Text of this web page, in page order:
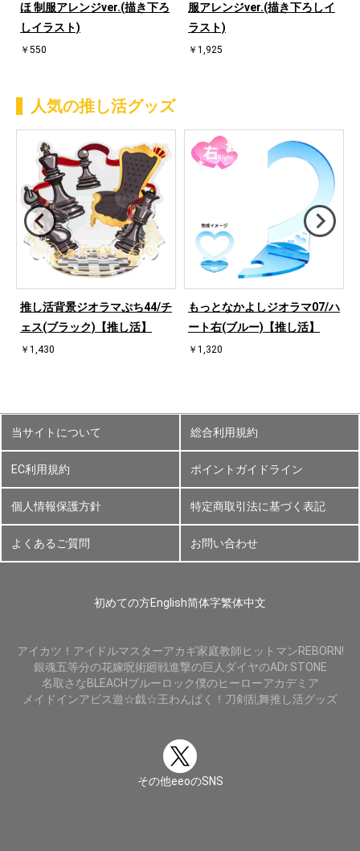
ほ 制服アレンジver.(描き下ろ
しイラスト)
￥550
服アレンジver.(描き下ろしイ
ラスト)
￥1,925
人気の推し活グッズ
推し活背景ジオラマぷち44/チ
ェス(ブラック)【推し活】
￥1,430
もっとなかよしジオラマ07/ハ
ート右(ブルー)【推し活】
￥1,320
当サイトについて 総合利用規約
EC利用規約 ポイントガイドライン
個人情報保護方針 特定商取引法に基づく表記
よくあるご質問 お問い合わせ
初めての方English简体字繁体中文
アイカツ！ アイドルマスターアカギ家庭教師ヒットマンREBORN!
銀魂五等分の花嫁呪術廻戦進撃の巨人 ダイヤのADr.STONE
名取さなBLEACHブルーロック僕のヒーローアカデミア
メイドインアビス遊☆戯☆王わんぱく！刀剣乱舞推し活グッズ
その他eeoのSNS